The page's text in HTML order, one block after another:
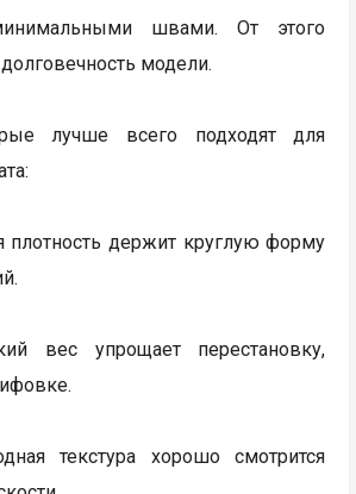
швами. От этого
модели.
лучше всего подходят для
держит круглую форму
вес упрощает перестановку,
текстура хорошо смотрится